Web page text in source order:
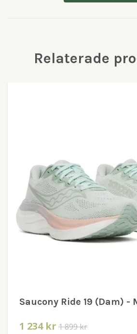
Relaterade
Saucony Ride 19 (Dam) -
1 234 kr 1 899 kr